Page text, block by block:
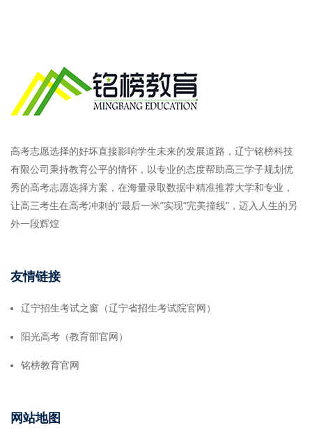
高考志愿选择的好坏直接影响学生未来的发展道路，辽宁铭榜科技
有限公司秉持教育公平的情怀，以专业的态度帮助高三学子规划优
秀的高考志愿选择方案，在海量录取数据中精准推荐大学和专业，
让高三考生在高考冲刺的“最后一米”实现“完美撞线”，迈入人生的另
外一段辉煌
友情链接
辽宁招生考试之窗（辽宁省招生考试院官网）
阳光高考（教育部官网）
铭榜教育官网
网站地图